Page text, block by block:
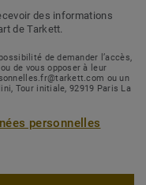
des informations
de Tarkett.
de demander l’accès,
de vous opposer à leur
ou un
Tour initiale, 92919 Paris La
personnelles